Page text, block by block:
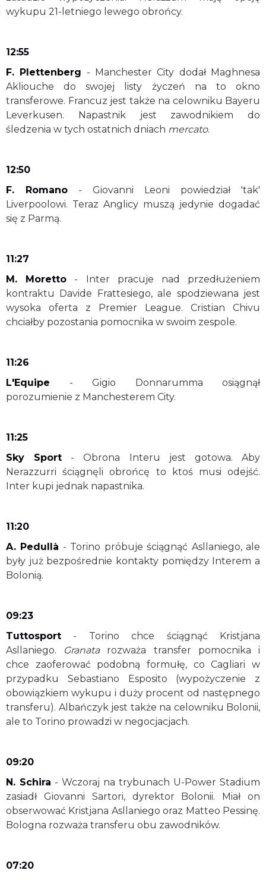
wykupu 21-letniego lewego obrońcy.
12:55
F. Plettenberg - Manchester City dodał Maghnesa
Akliouche do swojej listy życzeń na to okno
transferowe. Francuz jest także na celowniku Bayeru
Leverkusen. Napastnik jest zawodnikiem do
śledzenia w tych ostatnich dniach mercato.
12:50
F. Romano - Giovanni Leoni powiedział 'tak'
Liverpoolowi. Teraz Anglicy muszą jedynie dogadać
się z Parmą.
11:27
M. Moretto - Inter pracuje nad przedłużeniem
kontraktu Davide Frattesiego, ale spodziewana jest
wysoka oferta z Premier League. Cristian Chivu
chciałby pozostania pomocnika w swoim zespole.
11:26
L'Equipe - Gigio Donnarumma osiągnął
porozumienie z Manchesterem City.
11:25
Sky Sport - Obrona Interu jest gotowa. Aby
Nerazzurri ściągnęli obrońcę to ktoś musi odejść.
Inter kupi jednak napastnika.
11:20
A. Pedullà - Torino próbuje ściągnąć Asllaniego, ale
były już bezpośrednie kontakty pomiędzy Interem a
Bolonią.
09:23
Tuttosport - Torino chce ściągnąć Kristjana
Asllaniego. Granatarozważa transfer pomocnika i
chce zaoferować podobną formułę, co Cagliari w
przypadku Sebastiano Esposito (wypożyczenie z
obowiązkiem wykupu i duży procent od następnego
transferu). Albańczyk jest także na celowniku Bolonii,
ale to Torino prowadzi w negocjacjach.
09:20
N. Schira - Wczoraj na trybunach U-Power Stadium
zasiadł Giovanni Sartori, dyrektor Bolonii. Miał on
obserwować Kristjana Asllaniego oraz Matteo Pessinę.
Bologna rozważa transferu obu zawodników.
07:20